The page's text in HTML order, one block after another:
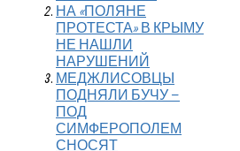
НА «ПОЛЯНЕ
ПРОТЕСТА» В КРЫМУ
НЕ НАШЛИ
НАРУШЕНИЙ
МЕДЖЛИСОВЦЫ
ПОДНЯЛИ БУЧУ –
ПОД
СИМФЕРОПОЛЕМ
СНОСЯТ